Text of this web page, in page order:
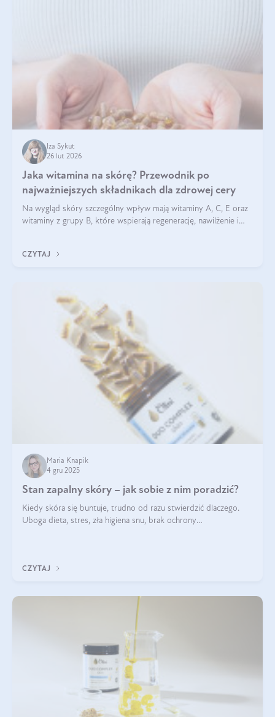
Iza Sykut
26 lut 2026
Jaka witamina na skórę? Przewodnik po
najważniejszych składnikach dla zdrowej cery
Na wygląd skóry szczególny wpływ mają witaminy A, C, E oraz
witaminy z grupy B, które wspierają regenerację, nawilżenie i
CZYTAJ
Maria Knapik
4 gru 2025
Stan zapalny skóry – jak sobie z nim poradzić?
Kiedy skóra się buntuje, trudno od razu stwierdzić dlaczego.
Uboga dieta, stres, zła higiena snu, brak ochrony
CZYTAJ